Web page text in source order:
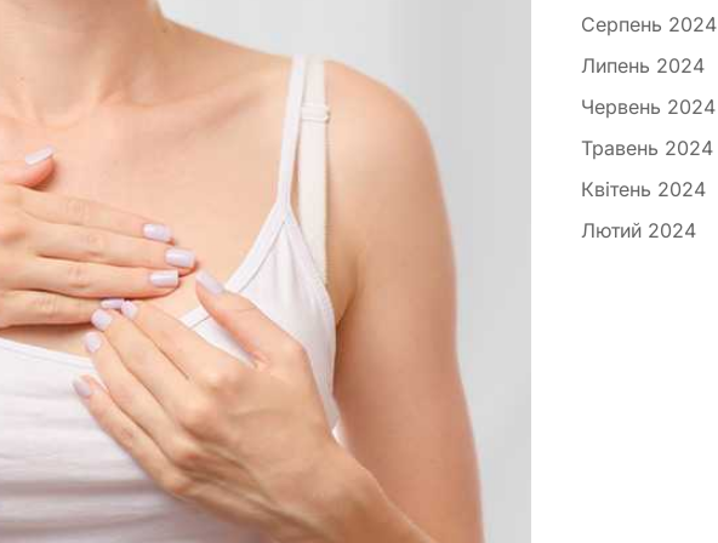
Серпень 2024
Липень 2024
Червень 2024
Травень 2024
Квітень 2024
Лютий 2024